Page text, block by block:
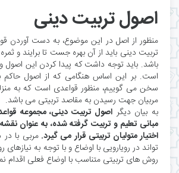
اصول تربیت دینی
منظور از اصل در این موضوع، به دست آوردن
تربیت دینی باید از آن بهره جست تا برایند و
باشد. باید توجه داشت که پیدا کردن این اصول
است. بر این اساس هنگامی که از اصول حاکم
سخن می گوییم، منظور قواعدی است که به
مربیان جهت رسیدن به مقاصد تربیتی می باشد.
به بیان دیگراصول تربیت دینی، مجموعه
مبانی تعلیم و تربیت گرفته شده، به عنوان
اختیار متولیان تربیتی قرار می گیرد.مربی با
تواند در رویارویی با اوضاع و با توجه به نیازهای
روش های تربیتی متناسب با اوضاع فعلی اقدام